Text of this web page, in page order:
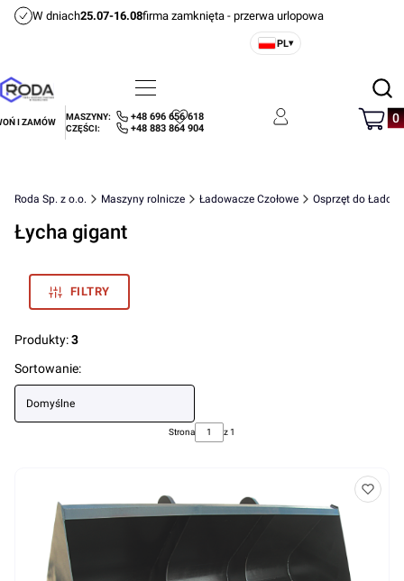
W dniach25.07-16.08firma zamknięta - przerwa urlopowa
PL▾
Menu Szukaj
I ZAMÓW
MASZYNY: +48 696 656 618
CZĘŚCI: +48 883 864 904
Ulubione Zaloguj się Koszyk
Roda Sp. z o.o. Maszyny rolnicze Ładowacze Czołowe Osprzęt do
Łycha gigant
FILTRY
Produkty:3
Lista produktów
Sortowanie:
Domyślne
Strona z 1